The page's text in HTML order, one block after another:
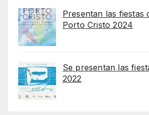
Presentan las fiestas
Porto Cristo 2024
Se presentan las
2022